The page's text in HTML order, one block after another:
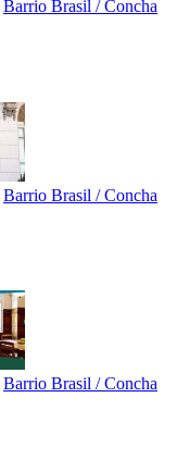
Barrio Brasil / Concha
Barrio Brasil / Concha
Barrio Brasil / Concha